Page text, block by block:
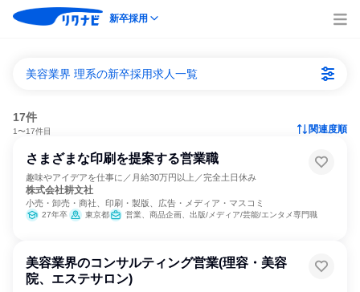
新卒採用
美容業界 理系の新卒採用求人一覧
17件
1〜17件目 関連度順
さまざまな印刷を提案する営業職
趣味やアイデアを仕事に／月給30万円以上／完全土日休み
株式会社耕文社
小売・卸売・商社、印刷・製版、広告・メディア・マスコミ
27年卒 東京都 営業、商品企画、出版/メディア/芸能/エンタメ専門職
美容業界のコンサルティング営業(理容・美容
院、エステサロン)